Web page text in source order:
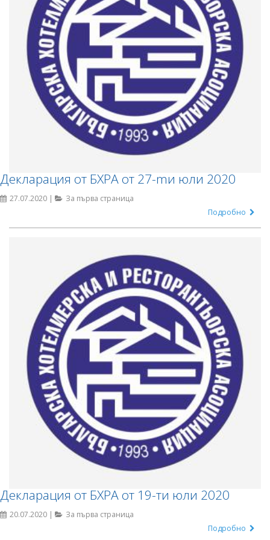
Декларация от БХРА от 27-mи юли 2020
27.07.2020 |
За първа страница
Подробно
Декларация от БХРА от 19-ти юли 2020
20.07.2020 |
За първа страница
Подробно